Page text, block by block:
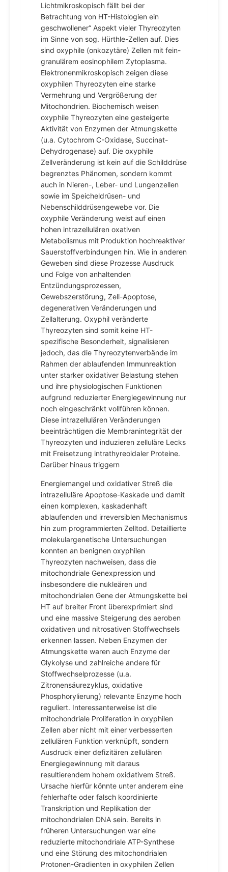
Lichtmikroskopisch fällt bei der
Betrachtung von HT-Histologien ein
geschwollener“ Aspekt vieler Thyreozyten
im Sinne von sog. Hürthle-Zellen auf. Dies
sind oxyphile (onkozytäre) Zellen mit fein-
granulärem eosinophilem Zytoplasma.
Elektronenmikroskopisch zeigen diese
oxyphilen Thyreozyten eine starke
Vermehrung und Vergrößerung der
Mitochondrien. Biochemisch weisen
oxyphile Thyreozyten eine gesteigerte
Aktivität von Enzymen der Atmungskette
(u.a. Cytochrom C-Oxidase, Succinat-
Dehydrogenase) auf. Die oxyphile
Zellveränderung ist kein auf die Schilddrüse
begrenztes Phänomen, sondern kommt
auch in Nieren-, Leber- und Lungenzellen
sowie im Speicheldrüsen- und
Nebenschilddrüsengewebe vor. Die
oxyphile Veränderung weist auf einen
hohen intrazellulären oxativen
Metabolismus mit Produktion hochreaktiver
Sauerstoffverbindungen hin. Wie in anderen
Geweben sind diese Prozesse Ausdruck
und Folge von anhaltenden
Entzündungsprozessen,
Gewebszerstörung, Zell-Apoptose,
degenerativen Veränderungen und
Zellalterung. Oxyphil veränderte
Thyreozyten sind somit keine HT-
spezifische Besonderheit, signalisieren
jedoch, das die Thyreozytenverbände im
Rahmen der ablaufenden Immunreaktion
unter starker oxidativer Belastung stehen
und ihre physiologischen Funktionen
aufgrund reduzierter Energiegewinnung nur
noch eingeschränkt vollführen können.
Diese intrazellulären Veränderungen
beeinträchtigen die Membranintegrität der
Thyreozyten und induzieren zelluläre Lecks
mit Freisetzung intrathyreoidaler Proteine.
Darüber hinaus triggern
Energiemangel und oxidativer Streß die
intrazelluläre Apoptose-Kaskade und damit
einen komplexen, kaskadenhaft
ablaufenden und irreversiblen Mechanismus
hin zum programmierten Zelltod. Detaillierte
molekulargenetische Untersuchungen
konnten an benignen oxyphilen
Thyreozyten nachweisen, dass die
mitochondriale Genexpression und
insbesondere die nukleären und
mitochondrialen Gene der Atmungskette bei
HT auf breiter Front überexprimiert sind
und eine massive Steigerung des aeroben
oxidativen und nitrosativen Stoffwechsels
erkennen lassen. Neben Enzymen der
Atmungskette waren auch Enzyme der
Glykolyse und zahlreiche andere für
Stoffwechselprozesse (u.a.
Zitronensäurezyklus, oxidative
Phosphorylierung) relevante Enzyme hoch
reguliert. Interessanterweise ist die
mitochondriale Proliferation in oxyphilen
Zellen aber nicht mit einer verbesserten
zellulären Funktion verknüpft, sondern
Ausdruck einer defizitären zellulären
Energiegewinnung mit daraus
resultierendem hohem oxidativem Streß.
Ursache hierfür könnte unter anderem eine
fehlerhafte oder falsch koordinierte
Transkription und Replikation der
mitochondrialen DNA sein. Bereits in
früheren Untersuchungen war eine
reduzierte mitochondriale ATP-Synthese
und eine Störung des mitochondrialen
Protonen-Gradienten in oxyphilen Zellen